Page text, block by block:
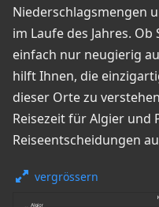
Niederschlagsmengen
im Laufe des Jahres.
einfach nur neugierig
hilft Ihnen, die
dieser Orte zu
Reisezeit für Algier und
Reiseentscheidungen
vergrössern